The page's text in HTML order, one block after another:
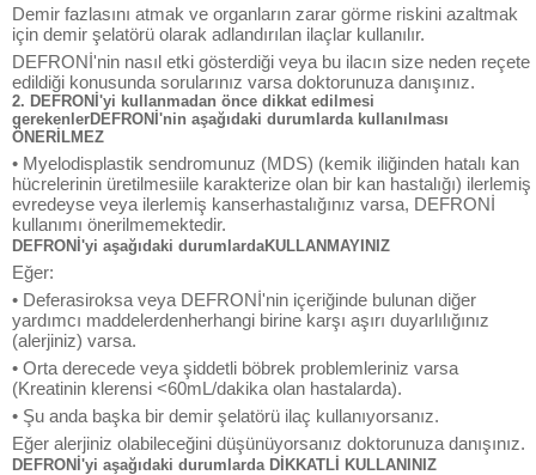
Demir fazlasını atmak ve organların zarar görme riskini azaltmak
için demir şelatörü olarak adlandırılan ilaçlar kullanılır.
DEFRONİ'nin nasıl etki gösterdiği veya bu ilacın size neden reçete
edildiği konusunda sorularınız varsa doktorunuza danışınız.
2. DEFRONİ'yi kullanmadan önce dikkat edilmesi
gerekenlerDEFRONİ'nin aşağıdaki durumlarda kullanılması
ÖNERİLMEZ
• Myelodisplastik sendromunuz (MDS) (kemik iliğinden hatalı kan
hücrelerinin üretilmesiile karakterize olan bir kan hastalığı) ilerlemiş
evredeyse veya ilerlemiş kanserhastalığınız varsa, DEFRONİ
kullanımı önerilmemektedir.
DEFRONİ'yi aşağıdaki durumlardaKULLANMAYINIZ
Eğer:
• Deferasiroksa veya DEFRONİ'nin içeriğinde bulunan diğer
yardımcı maddelerdenherhangi birine karşı aşırı duyarlılığınız
(alerjiniz) varsa.
• Orta derecede veya şiddetli böbrek problemleriniz varsa
(Kreatinin klerensi <60mL/dakika olan hastalarda).
• Şu anda başka bir demir şelatörü ilaç kullanıyorsanız.
Eğer alerjiniz olabileceğini düşünüyorsanız doktorunuza danışınız.
DEFRONİ'yi aşağıdaki durumlarda DİKKATLİ KULLANINIZ